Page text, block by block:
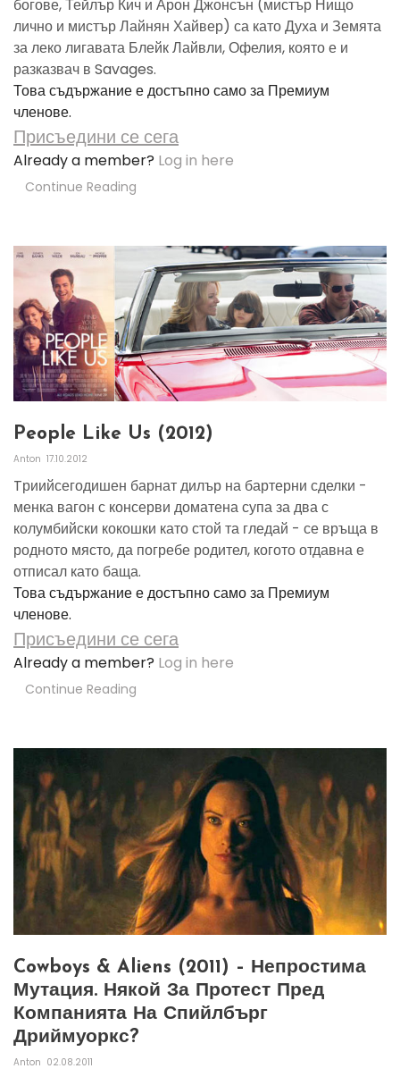
богове, Тейлър Кич и Арон Джонсън (мистър Нищо
лично и мистър Лайнян Хайвер) са като Духа и Земята
за леко лигавата Блейк Лайвли, Офелия, която е и
разказвач в Savages.
Това съдържание е достъпно само за Премиум
членове.
Присъедини се сега
Already a member? Log in here
Continue Reading
People Like Us (2012)
Anton 17.10.2012
Tриийсегодишен барнат дилър на бартерни сделки -
менка вагон с консерви доматена супа за два с
колумбийски кокошки като стой та гледай - се връща в
родното място, да погребе родител, когото отдавна е
отписал като баща.
Това съдържание е достъпно само за Премиум
членове.
Присъедини се сега
Already a member? Log in here
Continue Reading
Cowboys & Aliens (2011) – Непростима
Мутация. Някой За Протест Пред
Компанията На Спийлбърг
Дриймуоркс?
Anton 02.08.2011